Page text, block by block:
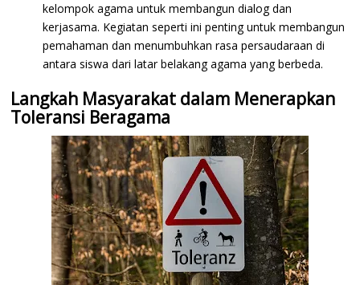
kelompok agama untuk membangun dialog dan
kerjasama. Kegiatan seperti ini penting untuk membangun
pemahaman dan menumbuhkan rasa persaudaraan di
antara siswa dari latar belakang agama yang berbeda.
Langkah Masyarakat dalam Menerapkan
Toleransi Beragama